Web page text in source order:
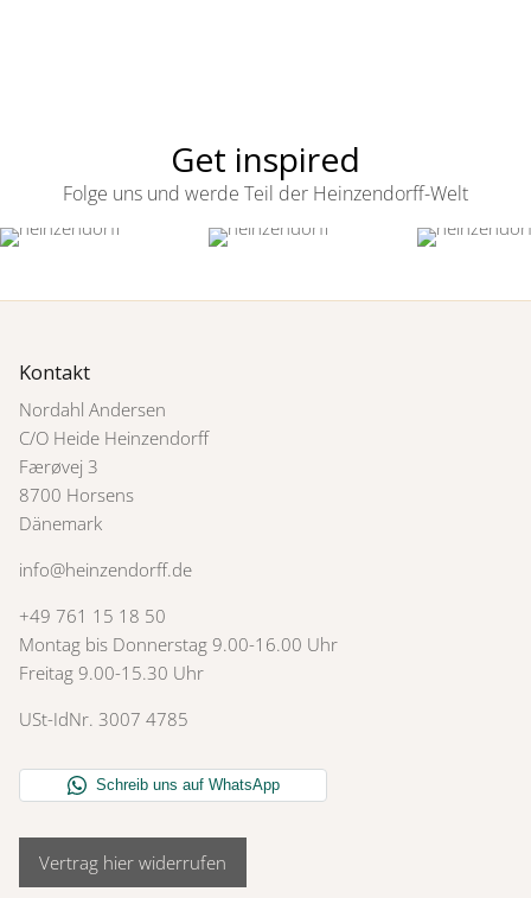
Get inspired
Folge uns und werde Teil der Heinzendorff-Welt
Kontakt
Nordahl Andersen
C/O Heide Heinzendorff
Færøvej 3
8700 Horsens
Dänemark
info@heinzendorff.de
+49 761 15 18 50
Montag bis Donnerstag 9.00-16.00 Uhr
Freitag 9.00-15.30 Uhr
USt-IdNr. 3007 4785
Vertrag hier widerrufen